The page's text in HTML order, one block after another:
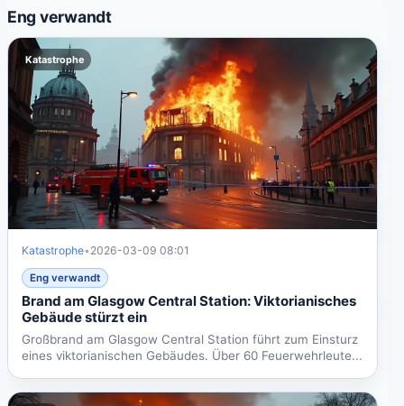
Eng verwandt
Katastrophe
Katastrophe• 2026-03-09 08:01
Eng verwandt
Brand am Glasgow Central Station: Viktorianisches
Gebäude stürzt ein
Großbrand am Glasgow Central Station führt zum Einsturz
eines viktorianischen Gebäudes. Über 60 Feuerwehrleute...